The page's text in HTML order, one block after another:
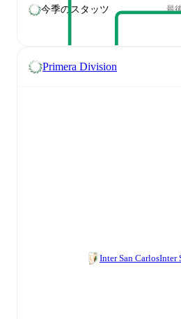
今季のスタッツ 最
Primera Division
Inter San CarlosInter